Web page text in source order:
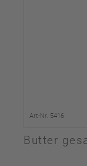
Art-Nr. 5416
Butter